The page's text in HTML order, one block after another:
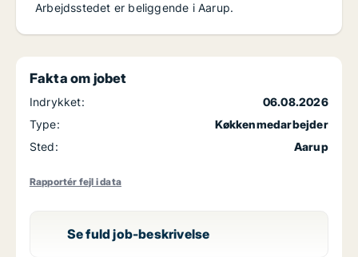
Arbejdsstedet er beliggende i Aarup.
Fakta om jobet
Indrykket:
06.08.2026
Type:
Køkkenmedarbejder
Sted:
Aarup
Rapportér fejl i data
Se fuld job-beskrivelse